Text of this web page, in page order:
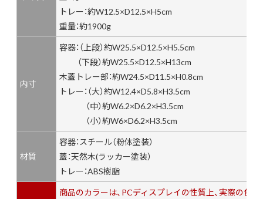
トレー：約W12.5×D12.5×H5cm
重量：約1900g
内寸
容器：（上段）約W25.5×D12.5×H5.5cm
（下段）約W25.5×D12.5×H13cm
木蓋トレー部：約W24.5×D11.5×H0.8cm
トレー：（大）約W12.4×D5.8×H3.5cm
（中）約W6.2×D6.2×H3.5cm
（小）約W6×D6.2×H3.5cm
材質
容器：スチール（粉体塗装）
蓋：天然木(ラッカー塗装）
トレー：ABS樹脂
商品のカラーは、PCディスプレイの性質上、実際の色